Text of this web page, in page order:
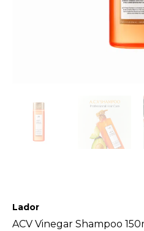
Lador
ACV Vinegar Shampoo